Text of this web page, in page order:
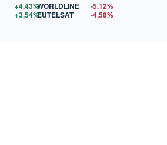
+4,43%
+3,54%
WORLDLINE
-5,12%
EUTELSAT
-4,58%